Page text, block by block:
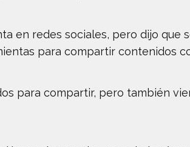
en redes sociales, pero dijo que
para compartir contenidos
para compartir, pero también